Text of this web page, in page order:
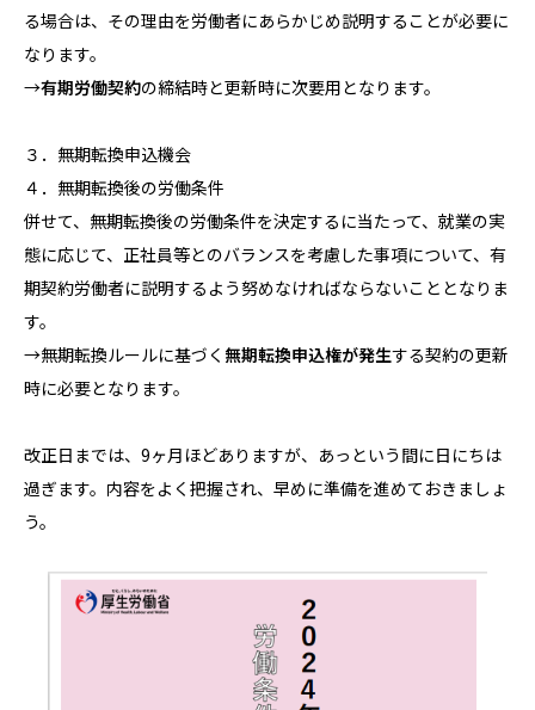
る場合は、その理由を労働者にあらかじめ説明することが必要に
なります。
→有期労働契約の締結時と更新時に次要用となります。
３．無期転換申込機会
４．無期転換後の労働条件
併せて、無期転換後の労働条件を決定するに当たって、就業の実
態に応じて、正社員等とのバランスを考慮した事項について、有
期契約労働者に説明するよう努めなければならないこととなりま
す。
→無期転換ルールに基づく 無期転換申込権が発生する契約の更新
時に必要となります。
改正日までは、9ヶ月ほどありますが、あっという間に日にちは
過ぎます。内容をよく把握され、早めに準備を進めておきましょ
う。